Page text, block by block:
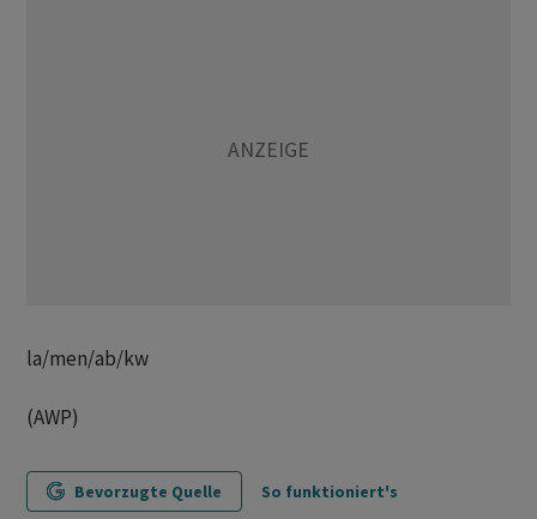
la/men/ab/kw
(AWP)
Bevorzugte Quelle So funktioniert's